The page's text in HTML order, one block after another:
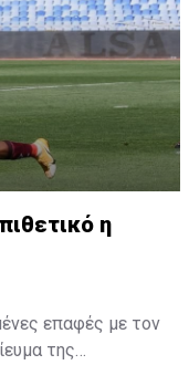
η
επαφές με τον
της